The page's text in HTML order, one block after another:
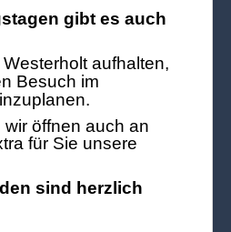
gibt es auch
aufhalten,
Besuch im
öffnen auch an
für Sie unsere
sind herzlich